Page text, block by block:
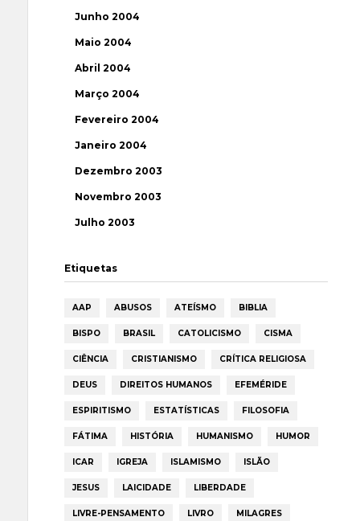
Junho 2004
Maio 2004
Abril 2004
Março 2004
Fevereiro 2004
Janeiro 2004
Dezembro 2003
Novembro 2003
Julho 2003
Etiquetas
AAP ABUSOS ATEÍSMO BIBLIA
BISPO BRASIL CATOLICISMO CISMA
CIÊNCIA CRISTIANISMO CRÍTICA RELIGIOSA
DEUS DIREITOS HUMANOS EFEMÉRIDE
ESPIRITISMO ESTATÍSTICAS FILOSOFIA
FÁTIMA HISTÓRIA HUMANISMO HUMOR
ICAR IGREJA ISLAMISMO ISLÃO
JESUS LAICIDADE LIBERDADE
LIVRE-PENSAMENTO LIVRO MILAGRES